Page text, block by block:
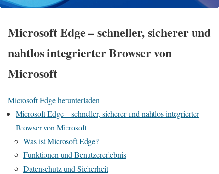
Microsoft Edge – schneller, sicherer und
nahtlos integrierter Browser von
Microsoft
Microsoft Edge herunterladen
Microsoft Edge – schneller, sicherer und nahtlos integrierter
Browser von Microsoft
Was ist Microsoft Edge?
Funktionen und Benutzererlebnis
Datenschutz und Sicherheit